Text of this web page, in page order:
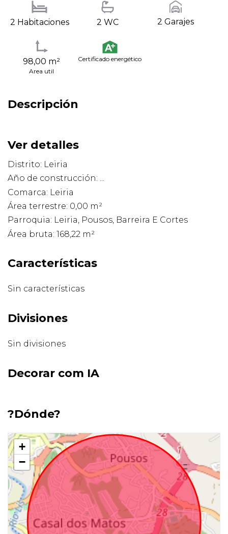
2 Habitaciones 2 WC 2 Garajes
98,00 m²
Area util
Certificado energético
Descripción
Ver detalles
Distrito: Leiria
Año de construcción: ...
Comarca: Leiria
Área terrestre: 0,00 m²
Parroquia: Leiria, Pousos, Barreira E Cortes
Área bruta: 168,22 m²
Características
Sin características
Divisiones
Sin divisiones
Decorar com IA
?Dónde?
+
−